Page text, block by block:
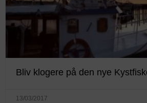
Bliv klogere på den nye
13/03/2017